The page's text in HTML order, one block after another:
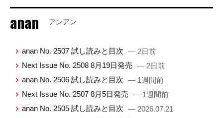
anan アンアン
anan No. 2507 試し読みと目次 — 2日前
Next Issue No. 2508 8月19日発売 — 2日前
anan No. 2506 試し読みと目次 — 1週間前
Next Issue No. 2507 8月5日発売 — 1週間前
anan No. 2505 試し読みと目次 — 2026.07.21